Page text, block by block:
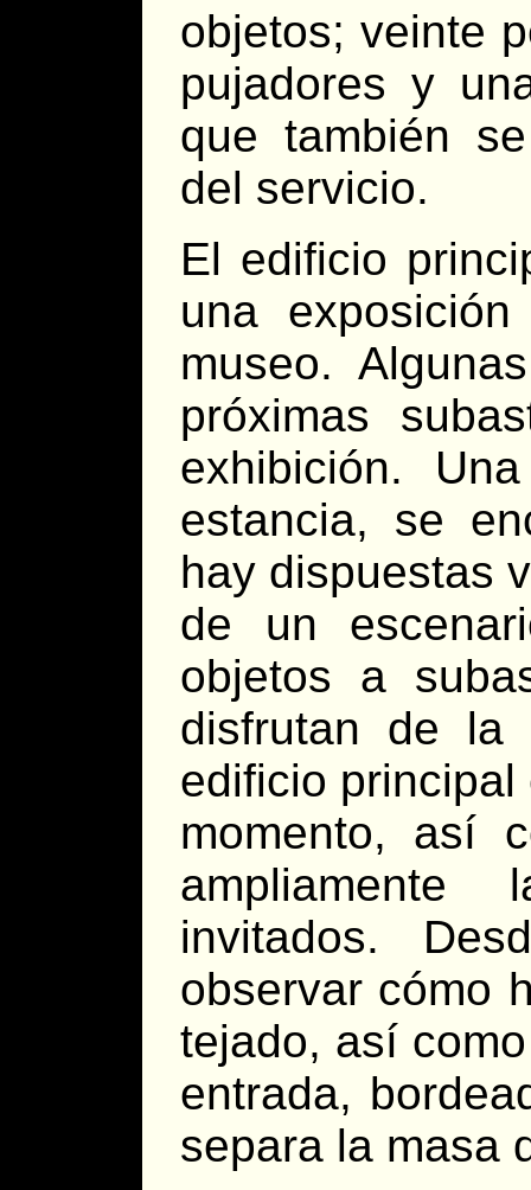
objetos; veinte
pujadores y
que también
del servicio.
El edificio
una
museo.
próximas
exhibición.
estancia, se
hay dispuestas
de un
objetos a
disfrutan de la
edificio
momento, así
invitados.
observar cómo
tejado, así
entrada,
separa la masa